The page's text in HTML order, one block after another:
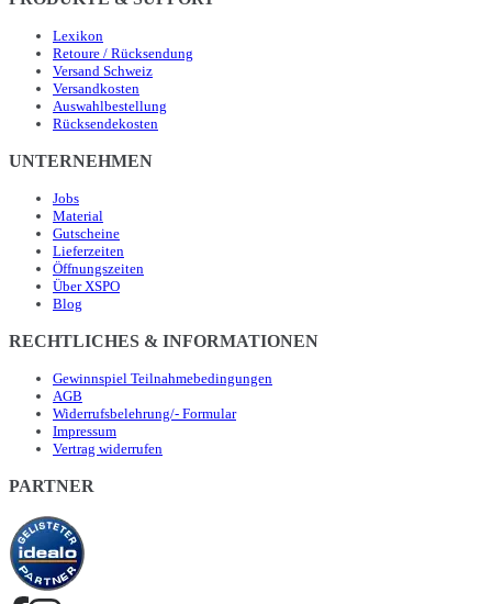
Lexikon
Retoure / Rücksendung
Versand Schweiz
Versandkosten
Auswahlbestellung
Rücksendekosten
UNTERNEHMEN
Jobs
Material
Gutscheine
Lieferzeiten
Öffnungszeiten
Über XSPO
Blog
RECHTLICHES & INFORMATIONEN
Gewinnspiel Teilnahmebedingungen
AGB
Widerrufsbelehrung/- Formular
Impressum
Vertrag widerrufen
PARTNER